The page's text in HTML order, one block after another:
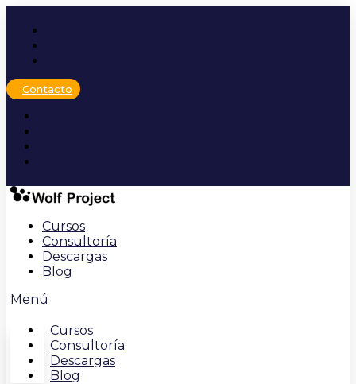
contenido
Contacto
Cursos
Consultoría
Descargas
Blog
Menú
Cursos
Consultoría
Descargas
Blog